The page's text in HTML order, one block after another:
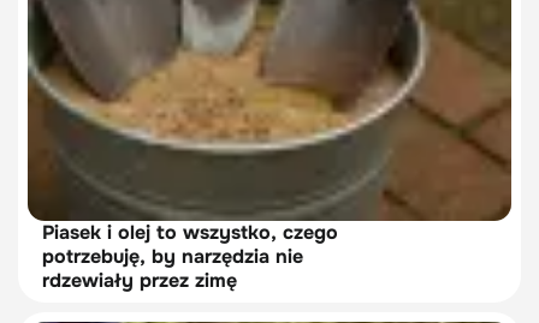
Piasek i olej to wszystko, czego
potrzebuję, by narzędzia nie
rdzewiały przez zimę